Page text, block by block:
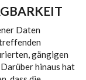
Daten
gängigen
hinaus hat